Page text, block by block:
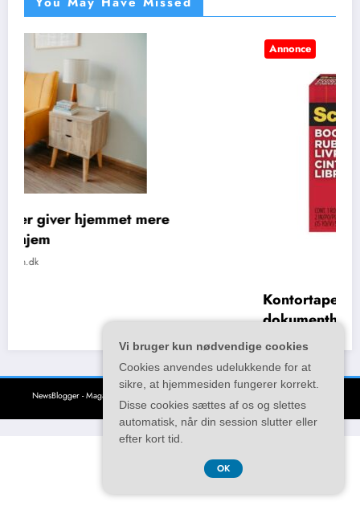
Kontortape til organisering,
dokumenthåndtering og daglige opgaver
juni 22, 2026 kunstzonen.dk
NewsBlogger - Magazine & BlogWordPressTema 2026 | Powered BySpiceThemes
CVR DK37407739
Vi bruger kun nødvendige cookies
Cookies anvendes udelukkende for at
sikre, at hjemmesiden fungerer korrekt.
Disse cookies sættes af os og slettes
automatisk, når din session slutter eller
efter kort tid.
OK